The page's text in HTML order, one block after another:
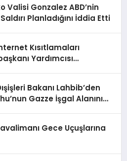
Valisi Gonzalez ABD’nin
Planladığını İddia Etti
Kısıtlamaları
Yardımcısı
Bakanı Lahbib’den
Gazze İşgal Alanını
Gece Uçuşlarına